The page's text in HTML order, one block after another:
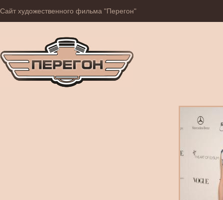
Сайт художественного фильма "Перегон"